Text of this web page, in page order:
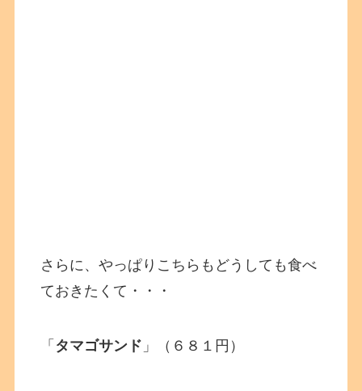
さらに、やっぱりこちらもどうしても食べ
ておきたくて・・・
「 タマゴサンド 」（６８１円）